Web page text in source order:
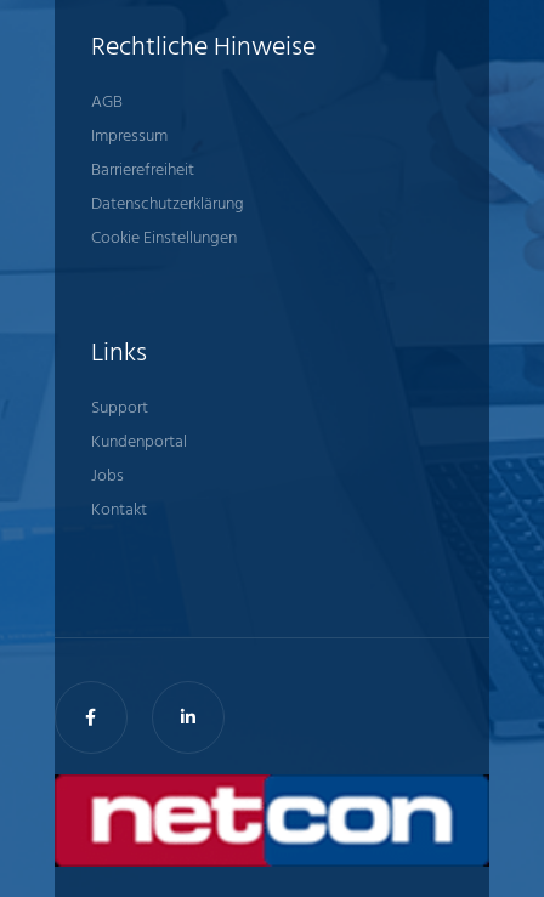
Rechtliche Hinweise
AGB
Impressum
Barrierefreiheit
Datenschutzerklärung
Cookie Einstellungen
Links
Support
Kundenportal
Jobs
Kontakt